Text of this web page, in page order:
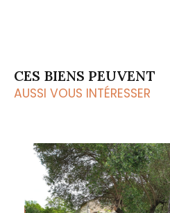
CES BIENS PEUVENT
AUSSI VOUS INTÉRESSER